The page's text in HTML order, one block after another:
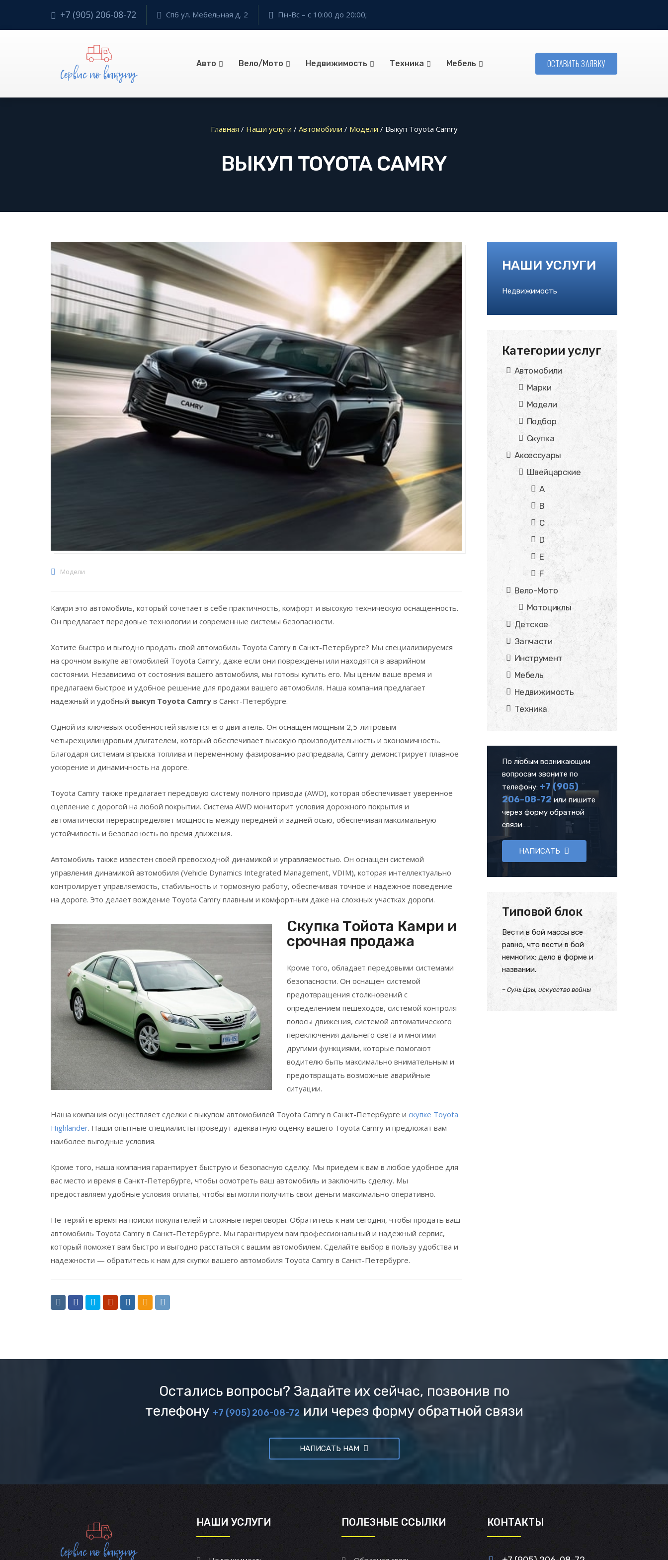
+7 (905) 206-08-72 Спб ул. Мебельная д. 2 Пн-Вс – с 10:00 до 20:00;
Авто Вело/Мото Недвижимость Техника Мебель ОСТАВИТЬ ЗАЯВКУ
Главная / Наши услуги / Автомобили / Модели / Выкуп Toyota Camry
ВЫКУП TOYOTA CAMRY
Модели
Камри это автомобиль, который сочетает в себе практичность, комфорт и высокую техническую оснащенность.
Он предлагает передовые технологии и современные системы безопасности.
Хотите быстро и выгодно продать свой автомобиль Toyota Camry в Санкт-Петербурге? Мы специализируемся
на срочном выкупе автомобилей Toyota Camry, даже если они повреждены или находятся в аварийном
состоянии. Независимо от состояния вашего автомобиля, мы готовы купить его. Мы ценим ваше время и
предлагаем быстрое и удобное решение для продажи вашего автомобиля. Наша компания предлагает
надежный и удобный выкуп Toyota Camry в Санкт-Петербурге.
Одной из ключевых особенностей является его двигатель. Он оснащен мощным 2,5-литровым
четырехцилиндровым двигателем, который обеспечивает высокую производительность и экономичность.
Благодаря системам впрыска топлива и переменному фазированию распредвала, Camry демонстрирует плавное
ускорение и динамичность на дороге.
Toyota Camry также предлагает передовую систему полного привода (AWD), которая обеспечивает уверенное
сцепление с дорогой на любой покрытии. Система AWD мониторит условия дорожного покрытия и
автоматически перераспределяет мощность между передней и задней осью, обеспечивая максимальную
устойчивость и безопасность во время движения.
Автомобиль также известен своей превосходной динамикой и управляемостью. Он оснащен системой
управления динамикой автомобиля (Vehicle Dynamics Integrated Management, VDIM), которая интеллектуально
контролирует управляемость, стабильность и тормозную работу, обеспечивая точное и надежное поведение
на дороге. Это делает вождение Toyota Camry плавным и комфортным даже на сложных участках дороги.
Скупка Тойота Камри и
срочная продажа
Кроме того, обладает передовыми системами
безопасности. Он оснащен системой
предотвращения столкновений с
определением пешеходов, системой контроля
полосы движения, системой автоматического
переключения дальнего света и многими
другими функциями, которые помогают
водителю быть максимально внимательным и
предотвращать возможные аварийные
ситуации.
Наша компания осуществляет сделки с выкупом автомобилей Toyota Camry в Санкт-Петербурге и скупке Toyota
Highlander. Наши опытные специалисты проведут адекватную оценку вашего Toyota Camry и предложат вам
наиболее выгодные условия.
Кроме того, наша компания гарантирует быструю и безопасную сделку. Мы приедем к вам в любое удобное для
вас место и время в Санкт-Петербурге, чтобы осмотреть ваш автомобиль и заключить сделку. Мы
предоставляем удобные условия оплаты, чтобы вы могли получить свои деньги максимально оперативно.
Не теряйте время на поиски покупателей и сложные переговоры. Обратитесь к нам сегодня, чтобы продать ваш
автомобиль Toyota Camry в Санкт-Петербурге. Мы гарантируем вам профессиональный и надежный сервис,
который поможет вам быстро и выгодно расстаться с вашим автомобилем. Сделайте выбор в пользу удобства и
надежности — обратитесь к нам для скупки вашего автомобиля Toyota Camry в Санкт-Петербурге.
НАШИ УСЛУГИ
Недвижимость
Категории услуг
Автомобили
Марки
Модели
Подбор
Скупка
Аксессуары
Швейцарские
A
B
C
D
E
F
Вело-Мото
Мотоциклы
Детское
Запчасти
Инструмент
Мебель
Недвижимость
Техника
По любым возникающим
вопросам звоните по
телефону: +7 (905)
206-08-72или пишите
через форму обратной
связи:
НАПИСАТЬ
Типовой блок
Вести в бой массы все
равно, что вести в бой
немногих: дело в форме и
названии.
– Сунь Цзы, искусство войны
Остались вопросы? Задайте их сейчас, позвонив по
телефону +7 (905) 206-08-72 или через форму обратной связи
НАПИСАТЬ НАМ
НАШИ УСЛУГИ ПОЛЕЗНЫЕ ССЫЛКИ КОНТАКТЫ